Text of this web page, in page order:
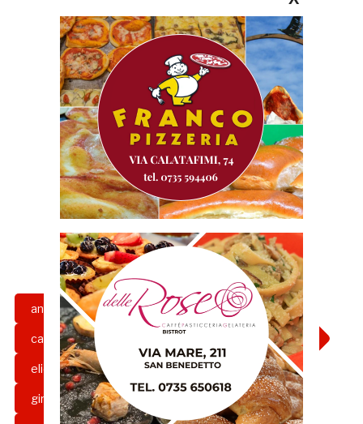
andrea russotto attaccante
calcio carlo ilari centrocampista
elio calderini Francesco Stanco
girone b